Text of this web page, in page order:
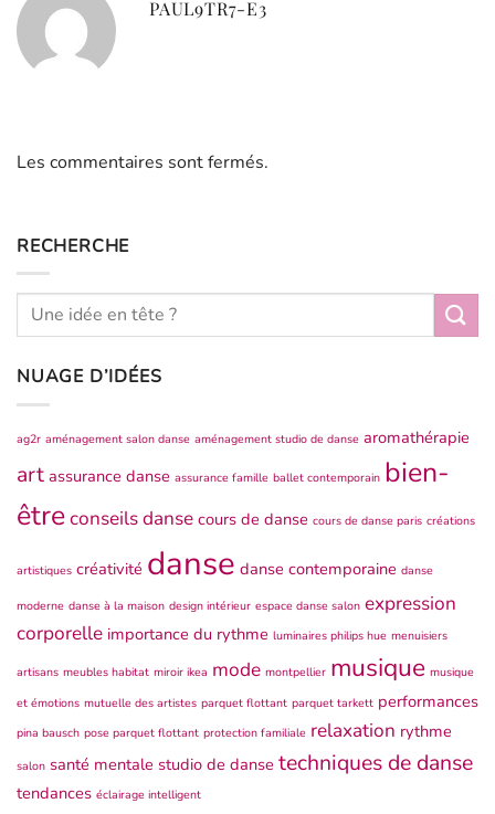
PAUL9TR7-E3
Les commentaires sont fermés.
RECHERCHE
NUAGE D’IDÉES
ag2r aménagement salon danse aménagement studio de danse aromathérapie
art assurance danse assurance famille ballet contemporain bien-
êtreconseils danse cours de danse cours de danse paris créations
artistiques créativité danse danse contemporaine danse
moderne danse à la maison design intérieur espace danse salon expression
corporelle importance du rythme luminaires philips hue menuisiers
artisans meubles habitat miroir ikea mode montpellier musique musique
et émotions mutuelle des artistes parquet flottant parquet tarkett performances
pina bausch pose parquet flottant protection familiale relaxation rythme
salon santé mentale studio de danse techniques de danse
tendances éclairage intelligent